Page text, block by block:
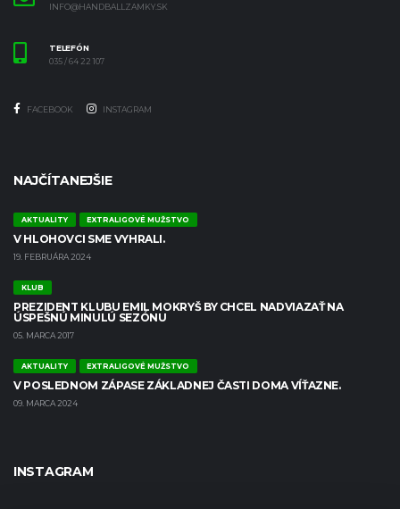
INFO@HANDBALLZAMKY.SK
TELEFÓN
035 / 64 22 107
FACEBOOK INSTAGRAM
NAJČÍTANEJŠIE
AKTUALITY EXTRALIGOVÉ MUŽSTVO
V HLOHOVCI SME VYHRALI.
19. FEBRUÁRA 2024
KLUB
PREZIDENT KLUBU EMIL MOKRYŠ BY CHCEL NADVIAZAŤ NA
ÚSPEŠNÚ MINULÚ SEZÓNU
05. MARCA 2017
AKTUALITY EXTRALIGOVÉ MUŽSTVO
V POSLEDNOM ZÁPASE ZÁKLADNEJ ČASTI DOMA VÍŤAZNE.
09. MARCA 2024
INSTAGRAM